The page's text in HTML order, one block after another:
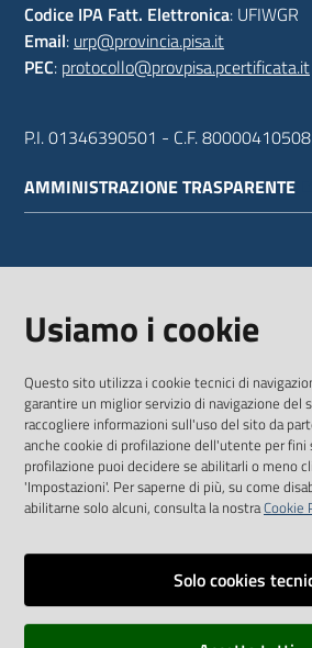
Codice IPA Fatt. Elettronica: UFIWGR
Email: urp@provincia.pisa.it
PEC: protocollo@provpisa.pcertificata.it
P.I. 01346390501 - C.F. 80000410508
AMMINISTRAZIONE TRASPARENTE
SEGUICI SU
TwitterFacebookYoutube
Vai alla pagina
Dichiarazione di accessibilità
Usiamo i cookie
Questo sito utilizza i cookie tecnici di
garantire un miglior servizio di navigazione del
raccogliere informazioni sull'uso del sito da
anche cookie di profilazione dell'utente per
profilazione puoi decidere se abilitarli o meno
'Impostazioni'. Per saperne di più, su come
abilitarne solo alcuni, consulta la nostraCookie
Solo cookies